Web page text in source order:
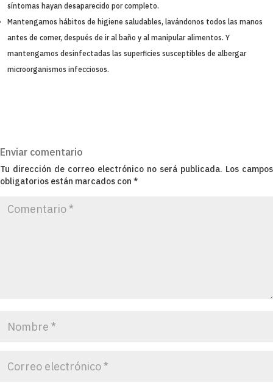
síntomas hayan desaparecido por completo.
Mantengamos hábitos de higiene saludables, lavándonos todos las manos
antes de comer, después de ir al baño y al manipular alimentos. Y
mantengamos desinfectadas las superficies susceptibles de albergar
microorganismos infecciosos.
Enviar comentario
Tu dirección de correo electrónico no será publicada. Los campos
obligatorios están marcados con*